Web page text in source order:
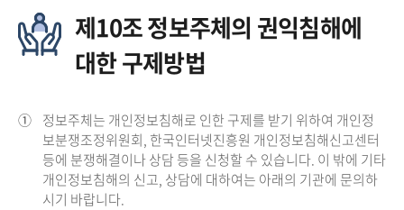
제10조 정보주체의 권익침해에
대한 구제방법
① 정보주체는 개인정보침해로 인한 구제를 받기 위하여 개인정
보분쟁조정위원회, 한국인터넷진흥원 개인정보침해신고센터
등에 분쟁해결이나 상담 등을 신청할 수 있습니다. 이 밖에 기타
개인정보침해의 신고, 상담에 대하여는 아래의 기관에 문의하
시기 바랍니다.